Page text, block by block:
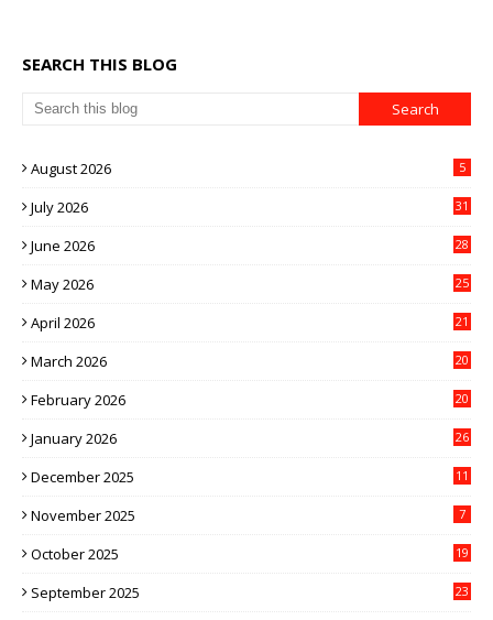
SEARCH THIS BLOG
August 2026 5
July 2026 31
June 2026 28
May 2026 25
April 2026 21
March 2026 20
February 2026 20
January 2026 26
December 2025 11
November 2025 7
October 2025 19
September 2025 23